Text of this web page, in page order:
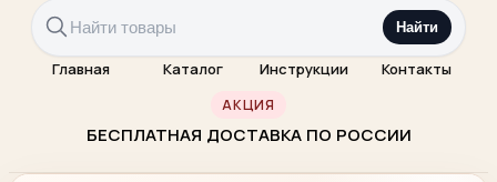
Найти
Главная Каталог Инструкции Контакты
АКЦИЯ
БЕСПЛАТНАЯ ДОСТАВКА ПО РОССИИ